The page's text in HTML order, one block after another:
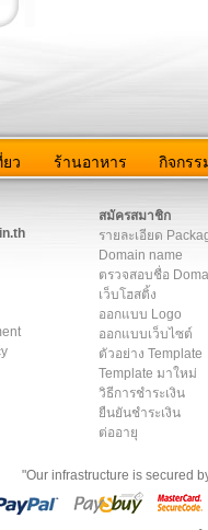
ว ร้านอาหาร กิจกรร
สมัครสมาชิก
รายละเอียด
Domain name
ตรวจสอบชื่อ
เว็บโฮสติ้ง
ออกแบบ Logo
ออกแบบเว็บไซต์
ตัวอย่าง Template
Template มาใหม่
วิธีการชำระเงิน
ยืนยันชำระเงิน
ต่ออายุ
"Our infrastructure is secured